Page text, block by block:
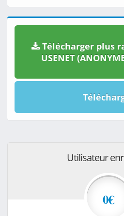
Télécharger plus
USENET
Utilisateur
0€